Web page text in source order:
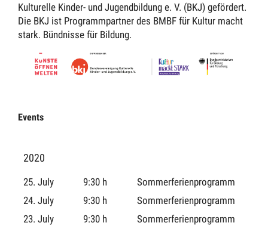
Kulturelle Kinder- und Jugendbildung e. V. (BKJ) gefördert.
Die BKJ ist Programmpartner des BMBF für Kultur macht
stark. Bündnisse für Bildung.
Events
2020
25. July 9:30 h
Sommerferienprogramm
24. July
9:30 h
Sommerferienprogramm
23. July
9:30 h
Sommerferienprogramm